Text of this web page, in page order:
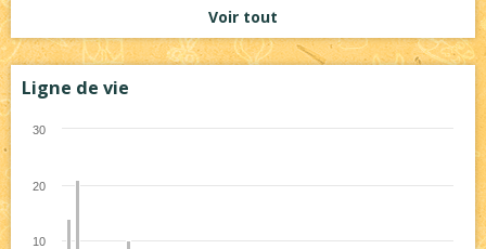
Voir tout
Ligne de vie
10
20
30